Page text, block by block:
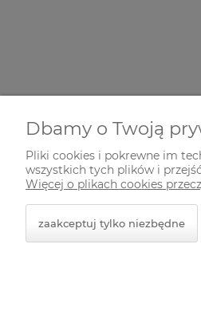
© 2026 zielonekoty.pl.
Dbamy o Twoją
Pliki cookies i pokrewne im
wszystkich tych plików i
Więcej o plikach cookies
zaakceptuj tylko niezbędne